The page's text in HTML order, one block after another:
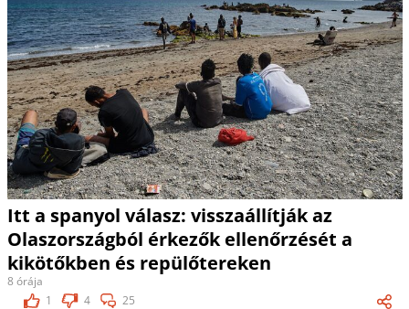
Itt a spanyol válasz: visszaállítják az
Olaszországból érkezők ellenőrzését a
kikötőkben és repülőtereken
8 órája
1
4 25